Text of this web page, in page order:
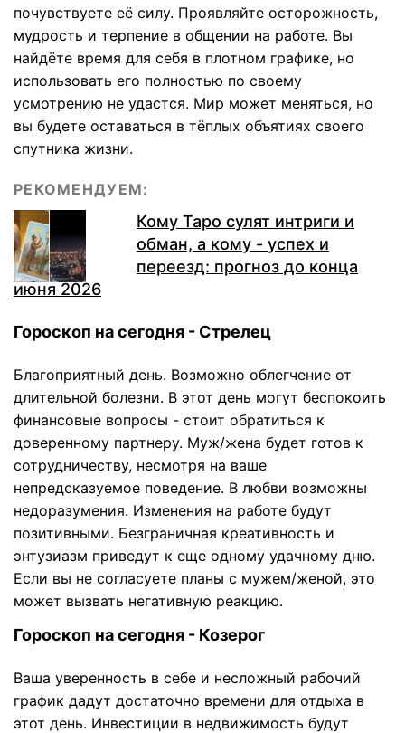
почувствуете её силу. Проявляйте осторожность,
мудрость и терпение в общении на работе. Вы
найдёте время для себя в плотном графике, но
использовать его полностью по своему
усмотрению не удастся. Мир может меняться, но
вы будете оставаться в тёплых объятиях своего
спутника жизни.
РЕКОМЕНДУЕМ:
Кому Таро сулят интриги и
обман, а кому - успех и
переезд: прогноз до конца
июня 2026
Гороскоп на сегодня - Стрелец
Благоприятный день. Возможно облегчение от
длительной болезни. В этот день могут беспокоить
финансовые вопросы - стоит обратиться к
доверенному партнеру. Муж/жена будет готов к
сотрудничеству, несмотря на ваше
непредсказуемое поведение. В любви возможны
недоразумения. Изменения на работе будут
позитивными. Безграничная креативность и
энтузиазм приведут к еще одному удачному дню.
Если вы не согласуете планы с мужем/женой, это
может вызвать негативную реакцию.
Гороскоп на сегодня - Козерог
Ваша уверенность в себе и несложный рабочий
график дадут достаточно времени для отдыха в
этот день. Инвестиции в недвижимость будут